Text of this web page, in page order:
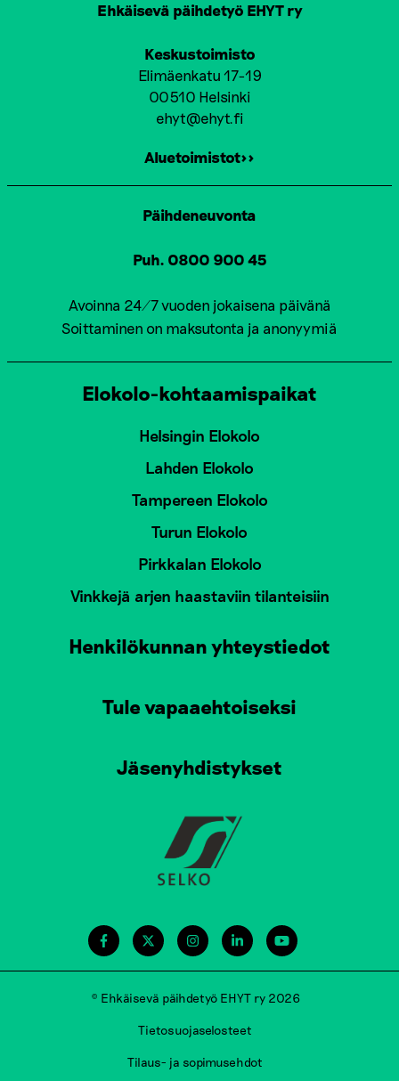
Ehkäisevä päihdetyö EHYT ry
Keskustoimisto
Elimäenkatu 17-19
00510 Helsinki
ehyt@ehyt.fi
Aluetoimistot>>
Päihdeneuvonta
Puh. 0800 900 45
Avoinna 24/7 vuoden jokaisena päivänä
Soittaminen on maksutonta ja anonyymiä
Elokolo-kohtaamispaikat
Helsingin Elokolo
Lahden Elokolo
Tampereen Elokolo
Turun Elokolo
Pirkkalan Elokolo
Vinkkejä arjen haastaviin tilanteisiin
Henkilökunnan yhteystiedot
Tule vapaaehtoiseksi
Jäsenyhdistykset
© Ehkäisevä päihdetyö EHYT ry 2026
Tietosuojaselosteet
Tilaus- ja sopimusehdot